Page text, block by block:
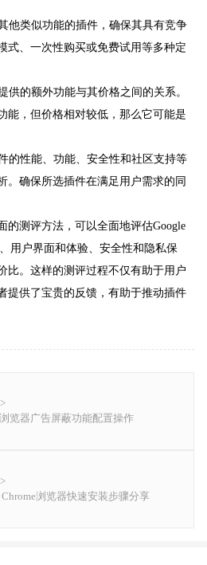
他类似功能的插件，确保其具有竞争
式、一次性购买或免费试用等多种定
供的额外功能与其价格之间的关系。
能，但价格相对较低，那么它可能是
的性能、功能、安全性和社区支持等
。确保所选插件在满足用户需求的同
的测评方法，可以全面地评估Google
用户界面和体验、安全性和隐私保
比。这样的测评过程不仅有助于用户
提供了宝贵的反馈，有助于推动插件
>
览器广告屏蔽功能配置操作
>
Chrome浏览器快速安装步骤分享